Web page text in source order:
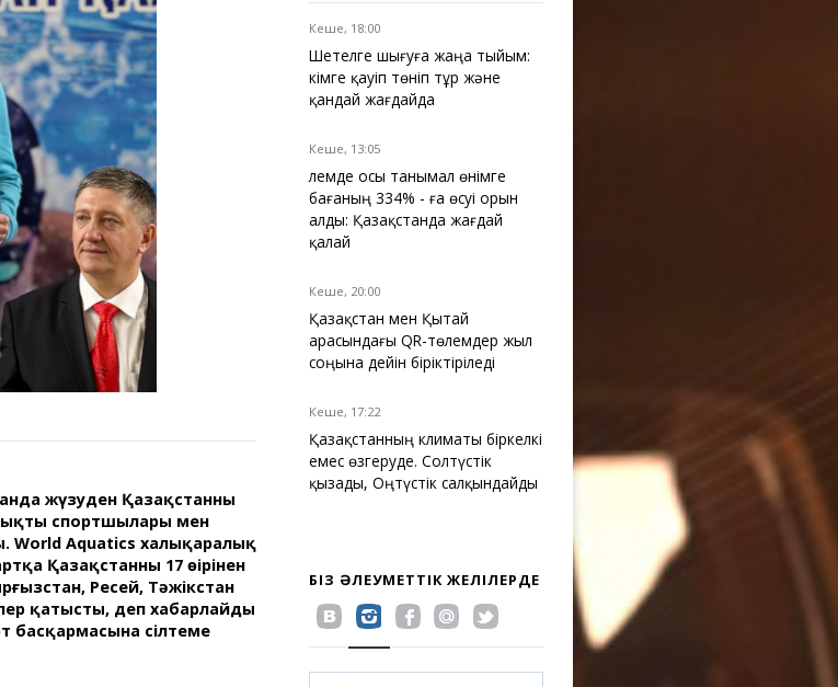
каталогы
жүзуден Қазақстанның
спортшылары мен
Aquatics халықаралық
Қазақстанның 17 өңірінен
Ресей, Тәжікстан
қатысты, деп хабарлайды
басқармасына сілтеме
Кеше, 18:00
Шетелге шығуға жаңа тыйым:
кімге қауіп төніп тұр және
қандай жағдайда
Кеше, 13:05
Әлемде осы танымал өнімге
бағаның 334% - ға өсуі орын
алды: Қазақстанда жағдай
қалай
Кеше, 20:00
Қазақстан мен Қытай
арасындағы QR-төлемдер жыл
соңына дейін біріктіріледі
Кеше, 17:22
Қазақстанның климаты біркелкі
емес өзгеруде. Солтүстік
қызады, Оңтүстік салқындайды
БІЗ ӘЛЕУМЕТТІК ЖЕЛІЛЕРДЕ